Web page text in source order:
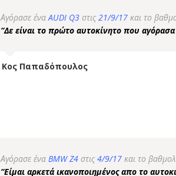
Αγόρασε έναAUDI Q3 στις 21/9/17 και το
“Δε είναι το πρώτο αυτοκίνητο που
Κος Παπαδόπουλος
Αγόρασε ένα BMW Z4 στις 4/9/17 και το
“Είμαι αρκετά ικανοποιημένος απο το